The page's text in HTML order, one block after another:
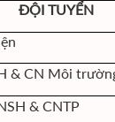
ĐỘI TUYỂN
& CN Môi
& CNTP